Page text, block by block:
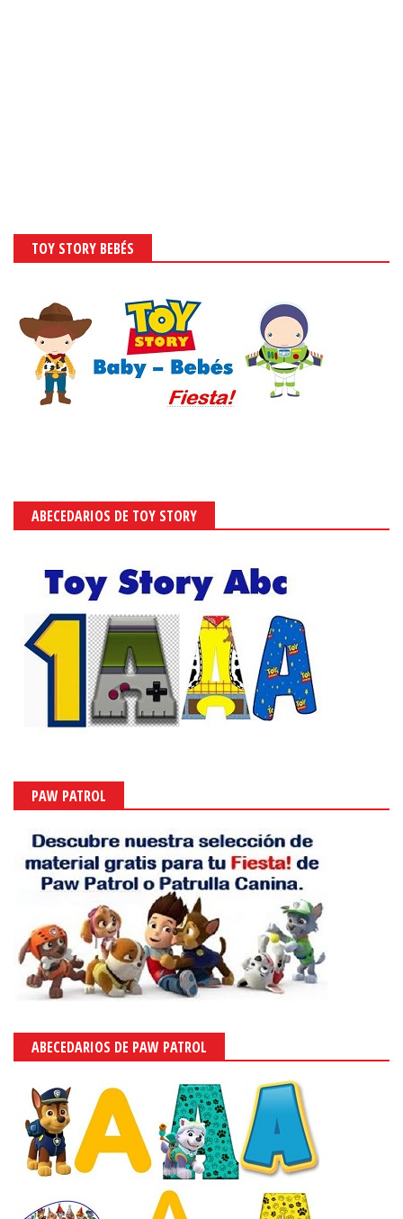
TOY STORY BEBÉS
ABECEDARIOS DE TOY STORY
PAW PATROL
ABECEDARIOS DE PAW PATROL